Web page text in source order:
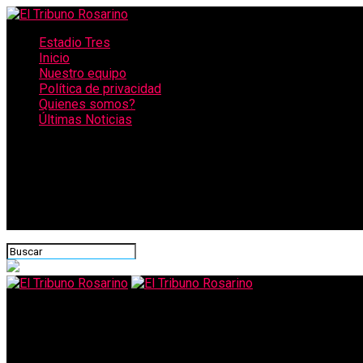
Estadio Tres
Inicio
Nuestro equipo
Política de privacidad
Quienes somos?
Últimas Noticias